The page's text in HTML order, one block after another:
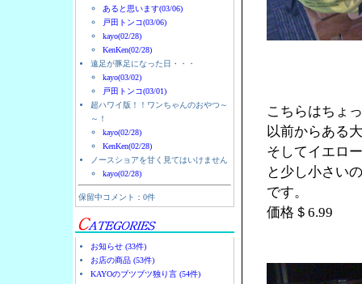
あると思います(03/06)
戸田トンコ(03/06)
kayo(02/28)
KenKen(02/28)
遠足が豚足になった日・・・
kayo(03/02)
戸田トンコ(03/01)
超ハワイ版！！ワンちゃんのおやつ～
～！
kayo(02/28)
KenKen(02/28)
ノースショアを甘く見てはいけません
kayo(02/28)
保留中コメント：0件
お知らせ (33件)
お店の商品 (53件)
KAYOのブツブツ独り言 (54件)
こちらはちょ
以前からある
そしてイエロ
と少し小さい
です。
価格＄6.99